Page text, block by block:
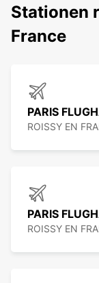
Stationen
France
PARIS
ROISSY EN
PARIS
ROISSY EN